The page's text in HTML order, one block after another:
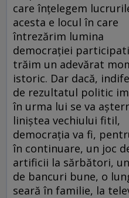
care înţelegem
acesta e locul în care
întrezărim lumina
democraţiei
trăim un adevărat
istoric. Dar dacă,
de rezultatul politic
în urma lui se va
liniştea vechiului fitil,
democraţia va fi,
în continuare, un joc
artificii la sărbători,
de bancuri bune, o
seară în familie, la